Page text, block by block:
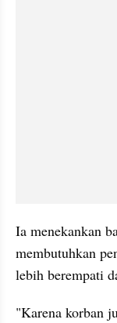
Ia menekankan
membutuhkan
lebih berempati
"Karena korban